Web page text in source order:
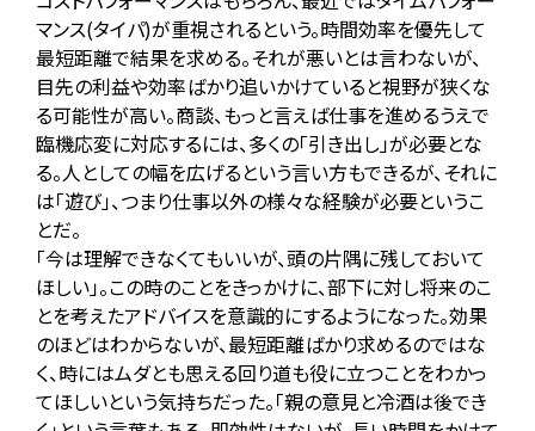
マンス(タイパ)が重視されるという。時間効率を優先して
最短距離で結果を求める。それが悪いとは言わないが、
目先の利益や効率ばかり追いかけていると視野が狭くな
る可能性が高い。商談、もっと言えば仕事を進めるうえで
臨機応変に対応するには、多くの「引き出し」が必要とな
る。人としての幅を広げるという言い方もできるが、それに
は「遊び」、つまり仕事以外の様々な経験が必要というこ
とだ。
「今は理解できなくてもいいが、頭の片隅に残しておいて
ほしい」。この時のことをきっかけに、部下に対し将来のこ
とを考えたアドバイスを意識的にするようになった。効果
のほどはわからないが、最短距離ばかり求めるのではな
く、時にはムダとも思える回り道も役に立つことをわかっ
てほしいという気持ちだった。「親の意見と冷酒は後でき